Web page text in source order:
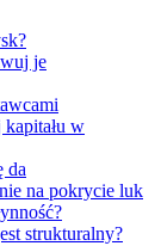
je
w
da
na pokrycie luk
strukturalny?